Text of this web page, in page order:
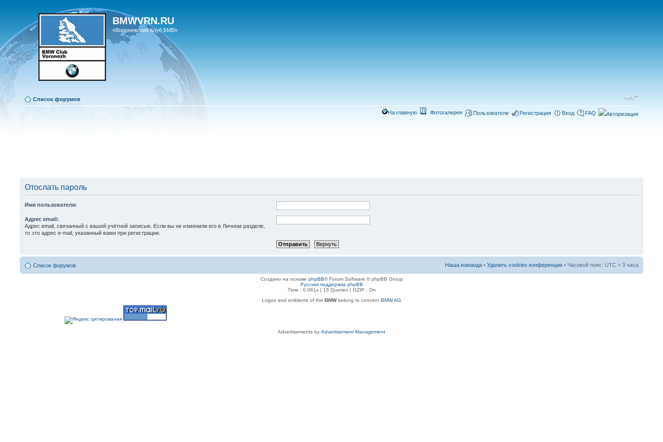
BMWVRN.RU
«Воронежский Клуб БМВ»
Список форумов
На главную Фотогалерея Пользователи Регистрация Вход FAQ
Отослать пароль
Имя пользователя:
Адрес email:
Адрес email, связанный с вашей учётной записью. Если вы не изменили его в Личном разделе,
то это адрес e-mail, указанный вами при регистрации.
Список форумов Наша команда • Удалить cookies конференции • Часовой пояс: UTC + 3 часа
Создано на основе phpBB® Forum Software © phpBB Group
Русская поддержка phpBB
Time : 0.061s | 15 Queries | GZIP : On
Logos and emblems of the BMWbelong to concern BMW AG
Advertisements by Advertisement Management